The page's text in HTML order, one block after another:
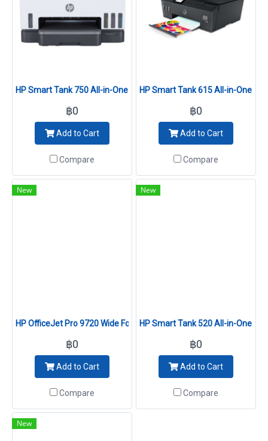
HP Smart Tank 750 All-in-One Printer (6UU47A)
฿0
Add to Cart
Compare
HP Smart Tank 615 All-in-One
฿0
Add to Cart
Compare
New
HP OfficeJet Pro 9720 Wide Format All-in-One Printer (53N94C)
฿0
Add to Cart
Compare
New
HP Smart Tank 520 All-in-One
฿0
Add to Cart
Compare
New